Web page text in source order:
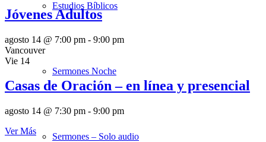
Estudios Bíblicos
Sermones Noche
Sermones – Solo audio
Jóvenes Adultos
agosto 14 @ 7:00 pm - 9:00 pm
Vancouver
Vie 14
Casas de Oración – en línea y presencial
agosto 14 @ 7:30 pm - 9:00 pm
Ver Más